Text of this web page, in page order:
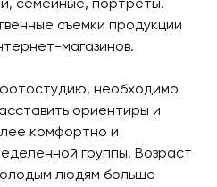
съемки продукции
магазинов.
необходимо
ориентиры и
комфортно и
группы. Возраст
людям больше